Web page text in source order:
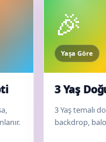
🎉
Yaşa Göre
3 Yaş
3 Yaş temalı
backdrop,